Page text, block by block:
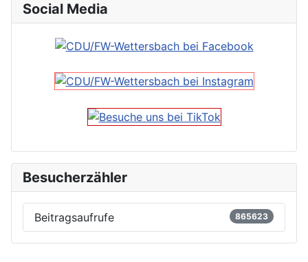
Social Media
Besucherzähler
Beitragsaufrufe 865623